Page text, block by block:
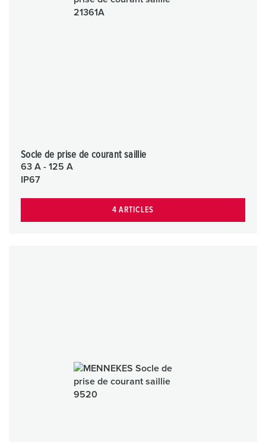
Socle de prise de courant saillie
63 A - 125 A
IP67
4 ARTICLES